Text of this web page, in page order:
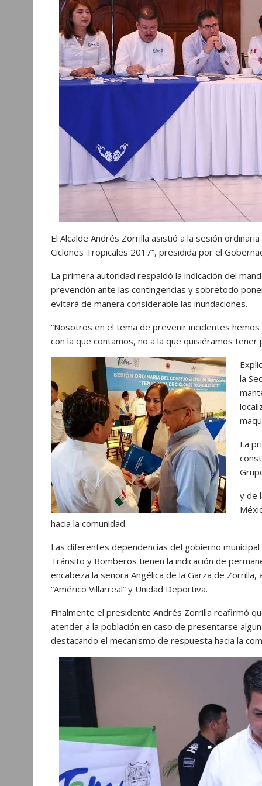
p
p
o
k
g
e
r
m
El Alcalde Andrés Zorrilla asistió a la sesión
Ciclones Tropicales 2017”, presidida por el
La primera autoridad respaldó la indicación del
prevención ante las contingencias y sobretodo
evitará de manera considerable las inundaciones.
“Nosotros en el tema de prevenir incidentes
con la que contamos, no a la que quisiéramos tener
la
La
y de
hacia la comunidad.
Las diferentes dependencias del gobierno
Tránsito y Bomberos tienen la indicación de
encabeza la señora Angélica de la Garza de
“Américo Villarreal” y Unidad Deportiva.
Finalmente el presidente Andrés Zorrilla reafirmó
atender a la población en caso de presentarse
destacando el mecanismo de respuesta hacia la